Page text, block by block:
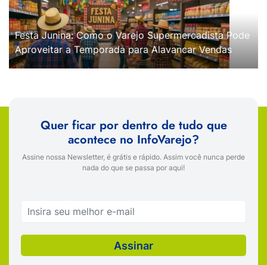
Festa Junina: Como o Varejo Supermercadista Pode
Aproveitar a Temporada para Alavancar Vendas
Quer ficar por dentro de tudo que
acontece no InfoVarejo?
Assine nossa Newsletter, é grátis e rápido. Assim você nunca perde
nada do que se passa por aqui!